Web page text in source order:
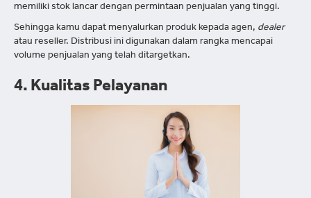
memiliki stok lancar dengan permintaan penjualan yang tinggi.
Sehingga kamu dapat menyalurkan produk kepada agen, dealer
atau reseller. Distribusi ini digunakan dalam rangka mencapai
volume penjualan yang telah ditargetkan.
4. Kualitas Pelayanan